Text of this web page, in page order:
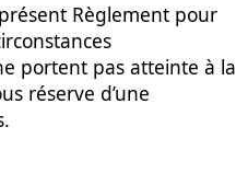
Règlement pour
portent pas atteinte à la
réserve d’une